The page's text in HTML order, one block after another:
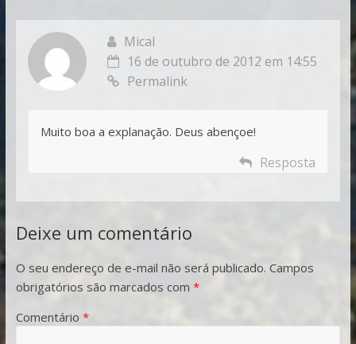
Mical
16 de outubro de 2012 em 14:55
Permalink
Muito boa a explanação. Deus abençoe!
Resposta
Deixe um comentário
O seu endereço de e-mail não será publicado. Campos
obrigatórios são marcados com *
Comentário *